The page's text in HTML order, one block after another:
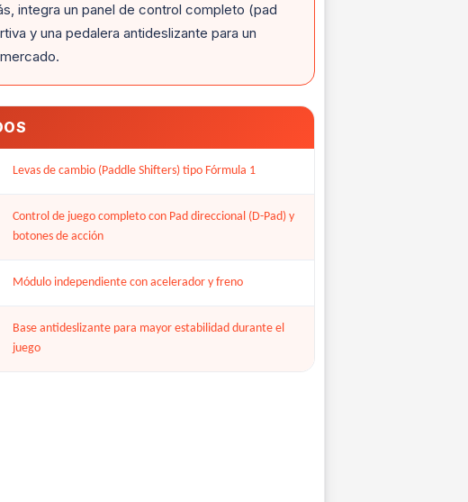
integra un panel de control completo (pad
y una pedalera antideslizante para un
Levas de cambio (Paddle Shifters) tipo Fórmula 1
Control de juego completo con Pad direccional (D-Pad) y
botones de acción
Módulo independiente con acelerador y freno
Base antideslizante para mayor estabilidad durante el
juego